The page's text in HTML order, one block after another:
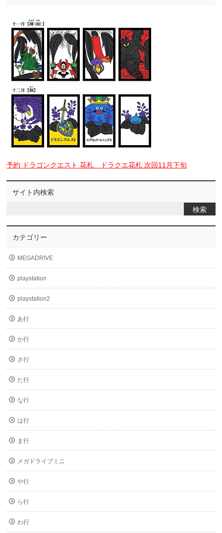
予約 ドラゴンクエスト 花札 ドラクエ花札 次回11月下旬
サイト内検索
カテゴリー
MEGADRIVE
playstation
playstation2
あ行
か行
さ行
た行
な行
は行
ま行
メガドライブミニ
や行
ら行
わ行